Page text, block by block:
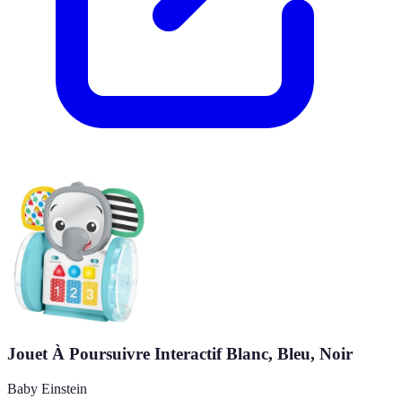
Jouet À Poursuivre Interactif Blanc, Bleu, Noir
Baby Einstein